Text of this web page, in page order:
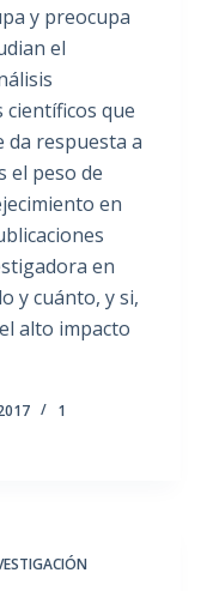
y preocupa
el
que
da respuesta a
el peso de
en
en
y cuánto, y si,
alto impacto
1